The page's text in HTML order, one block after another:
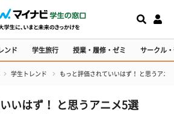
ンド 学生旅行 授業・履修・ゼミ サークル
学生トレンド もっと評価されていいはず！ と思うアニ
いはず！ と思うアニメ5選